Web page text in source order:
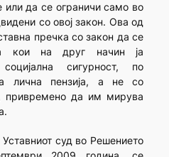
да се ограничи само во
со овој закон. Ова од
пречка со закон да се
кои на друг начин ја
социјална сигурност, по
лична пензија, а не со
привремено да им мирува
суд во Решението